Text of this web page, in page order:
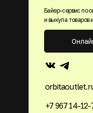
Байер-сервис по
и выкупа товаров
+7 967 14-